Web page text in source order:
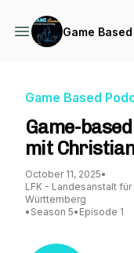
Game
Game Based
Game-
mit
October 11, 2025•
LFK - Landesanstalt
Württemberg
• Season 5• Episode 1